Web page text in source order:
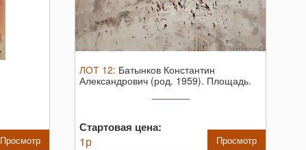
Просмотр
ЛОТ 12: Батынков Константин
Александрович (род. 1959). Площадь.
Стартовая цена:
1р Просмотр